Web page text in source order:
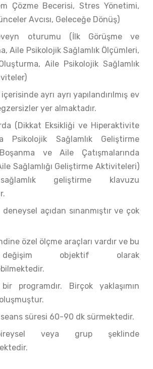
Çözme Becerisi, Stres Yönetimi,
Avcısı, Geleceğe Dönüş)
oturumu (İlk Görüşme ve
Aile Psikolojik Sağlamlık Ölçümleri,
Aile Psikolojik Sağlamlık
ayrı ayrı yapılandırılmış ev
yer almaktadır.
(Dikkat Eksikliği ve Hiperaktivite
Psikolojik Sağlamlık Geliştirme
ve Aile Çatışmalarında
Sağlamlığı Geliştirme Aktiviteleri)
geliştirme klavuzu
açıdan sınanmıştır ve çok
özel ölçme araçları vardır ve bu
objektif olarak
bir programdır. Birçok yaklaşımın
süresi 60-90 dk sürmektedir.
veya grup şeklinde